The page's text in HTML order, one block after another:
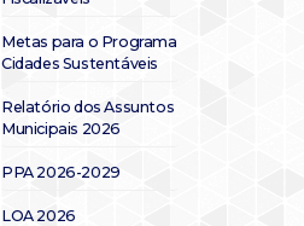
Metas para o Programa
Cidades Sustentáveis
Relatório dos Assuntos
Municipais 2026
PPA 2026-2029
LOA 2026